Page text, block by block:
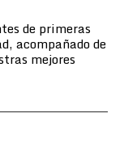
de primeras
acompañado de
mejores